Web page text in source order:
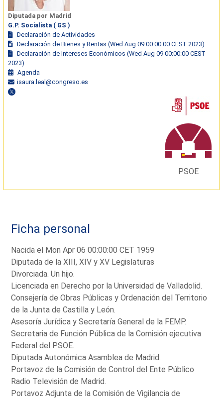
Diputada por Madrid
G.P. Socialista ( GS )
Declaración de Actividades
Declaración de Bienes y Rentas (Wed Aug 09 00:00:00 CEST 2023)
Declaración de Intereses Económicos (Wed Aug 09 00:00:00 CEST
2023)
Agenda
isaura.leal@congreso.es
PSOE
Ficha personal
Nacida el Mon Apr 06 00:00:00 CET 1959
Diputada de la XIII, XIV y XV Legislaturas
Divorciada. Un hijo.
Licenciada en Derecho por la Universidad de Valladolid.
Consejería de Obras Públicas y Ordenación del Territorio
de la Junta de Castilla y León.
Asesoría Jurídica y Secretaría General de la FEMP.
Secretaria de Función Pública de la Comisión ejecutiva
Federal del PSOE.
Diputada Autonómica Asamblea de Madrid.
Portavoz de la Comisión de Control del Ente Público
Radio Televisión de Madrid.
Portavoz Adjunta de la Comisión de Vigilancia de